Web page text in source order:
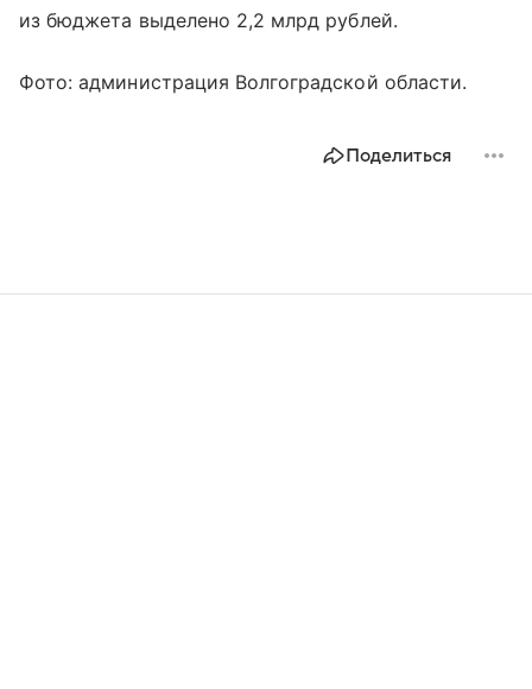
из бюджета выделено 2,2 млрд рублей.
Фото: администрация Волгоградской области.
Поделиться